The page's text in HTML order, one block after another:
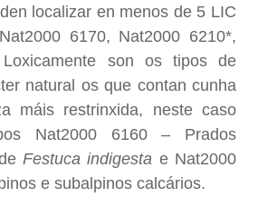
localizar en menos de 5 LIC
6170, Nat2000 6210*,
son os tipos de
natural os que contan cunha
máis restrinxida, neste caso
Nat2000 6160 – Prados
Festuca indigesta e Nat2000
e subalpinos calcários.